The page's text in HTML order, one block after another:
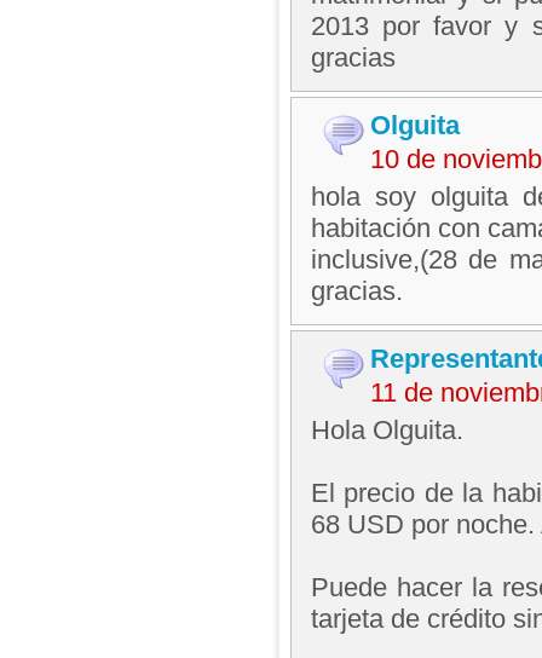
2013 por favor y
gracias
Olguita
10 de
hola soy olguita
habitación con
inclusive,(28 de
gracias.
11 de
Hola Olguita.
El precio de la
68 USD por
Puede hacer la
tarjeta de crédito